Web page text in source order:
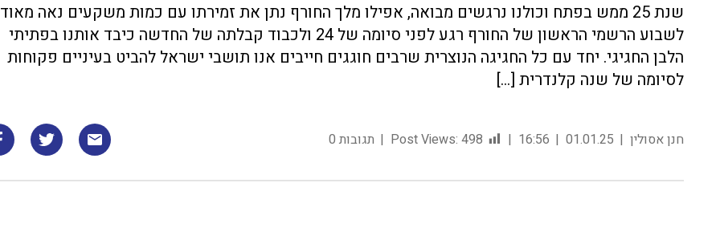
שנת 25 ממש בפתח וכולנו נרגשים מבואה, אפילו מלך החורף נתן את זמירתו עם כמות משקעים נאה מאוד
לשבוע הרשמי הראשון של החורף רגע לפני סיומה של 24 ולכבוד קבלתה של החדשה כיבד אותנו בפתיתי
הלבן החגיגי. יחד עם כל החגיגה הנוצרית שרבים חוגגים חייבים אנו תושבי ישראל להביט בעיניים פקוחות
לסיומה של שנה קלנדרית […]
חנן אסולין 01.01.25
16:56
Post Views: 498 תגובות 0